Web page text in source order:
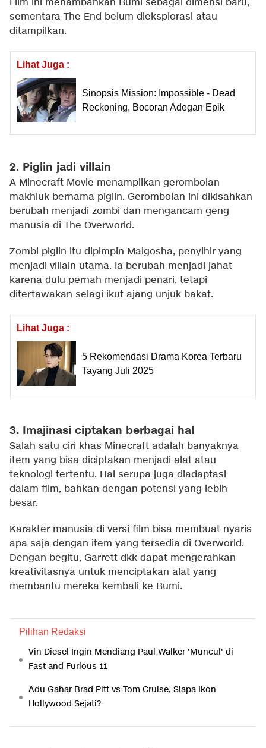
Film ini menambahkan Bumi sebagai dimensi baru,
sementara The End belum dieksplorasi atau
ditampilkan.
Lihat Juga :
Sinopsis Mission: Impossible - Dead
Reckoning, Bocoran Adegan Epik
2. Piglin jadi villain
A Minecraft Movie menampilkan gerombolan
makhluk bernama piglin. Gerombolan ini dikisahkan
berubah menjadi zombi dan mengancam geng
manusia di The Overworld.
Zombi piglin itu dipimpin Malgosha, penyihir yang
menjadi villain utama. Ia berubah menjadi jahat
karena dulu pernah menjadi penari, tetapi
ditertawakan selagi ikut ajang unjuk bakat.
Lihat Juga :
5 Rekomendasi Drama Korea Terbaru
Tayang Juli 2025
3. Imajinasi ciptakan berbagai hal
Salah satu ciri khas Minecraft adalah banyaknya
item yang bisa diciptakan menjadi alat atau
teknologi tertentu. Hal serupa juga diadaptasi
dalam film, bahkan dengan potensi yang lebih
besar.
Karakter manusia di versi film bisa membuat nyaris
apa saja dengan item yang tersedia di Overworld.
Dengan begitu, Garrett dkk dapat mengerahkan
kreativitasnya untuk menciptakan alat yang
membantu mereka kembali ke Bumi.
Pilihan Redaksi
Vin Diesel Ingin Mendiang Paul Walker 'Muncul' di
Fast and Furious 11
Adu Gahar Brad Pitt vs Tom Cruise, Siapa Ikon
Hollywood Sejati?